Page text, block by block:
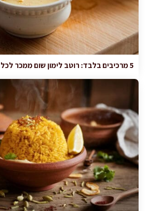
5 מרכיבים בלבד: רוטב לימון שום ממכר לכל ארוחה